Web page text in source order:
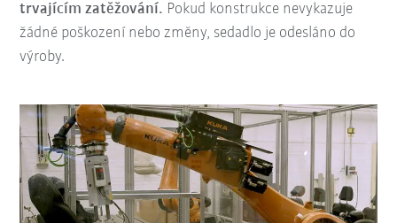
trvajícím zatěžování. Pokud konstrukce nevykazuje
žádné poškození nebo změny, sedadlo je odesláno do
výroby.